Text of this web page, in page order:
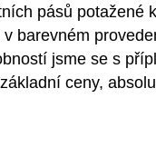
pásů potažené
barevném
jsme se s
ceny,